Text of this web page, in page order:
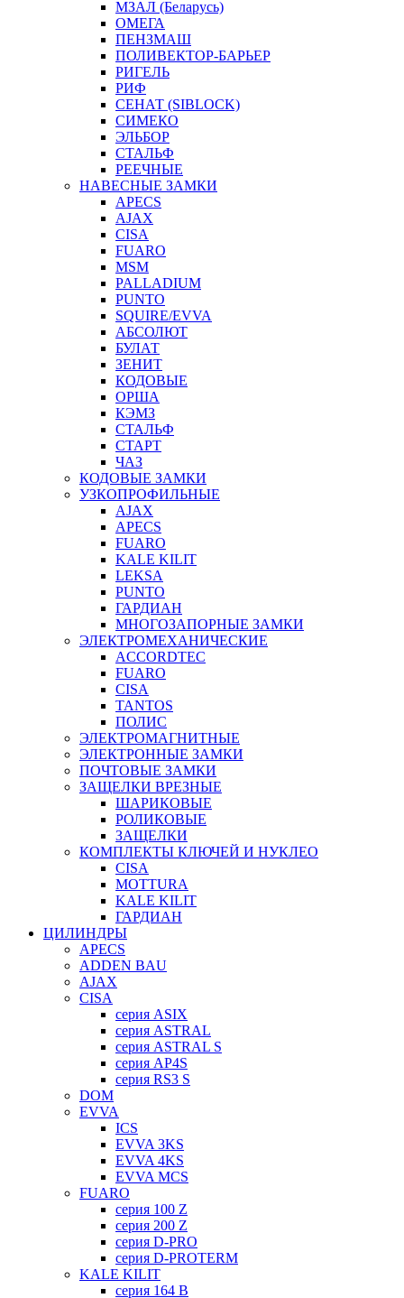
МЗАЛ (Беларусь)
ОМЕГА
ПЕНЗМАШ
ПОЛИВЕКТОР-БАРЬЕР
РИГЕЛЬ
РИФ
СЕНАТ (SIBLOCK)
СИМЕКО
ЭЛЬБОР
СТАЛЬФ
РЕЕЧНЫЕ
НАВЕСНЫЕ ЗАМКИ
APECS
AJAX
CISA
FUARO
MSM
PALLADIUM
PUNTO
SQUIRE/EVVA
АБСОЛЮТ
БУЛАТ
ЗЕНИТ
КОДОВЫЕ
ОРША
КЭМЗ
СТАЛЬФ
СТАРТ
ЧАЗ
КОДОВЫЕ ЗАМКИ
УЗКОПРОФИЛЬНЫЕ
AJAX
APECS
FUARO
KALE KILIT
LEKSA
PUNTO
ГАРДИАН
МНОГОЗАПОРНЫЕ ЗАМКИ
ЭЛЕКТРОМЕХАНИЧЕСКИЕ
ACCORDTEC
FUARO
CISA
TANTOS
ПОЛИС
ЭЛЕКТРОМАГНИТНЫЕ
ЭЛЕКТРОННЫЕ ЗАМКИ
ПОЧТОВЫЕ ЗАМКИ
ЗАЩЕЛКИ ВРЕЗНЫЕ
ШАРИКОВЫЕ
РОЛИКОВЫЕ
ЗАЩЕЛКИ
КОМПЛЕКТЫ КЛЮЧЕЙ И НУКЛЕО
CISA
MOTTURA
KALE KILIT
ГАРДИАН
ЦИЛИНДРЫ
APECS
ADDEN BAU
AJAX
CISA
серия ASIX
серия ASTRAL
серия ASTRAL S
серия AP4S
серия RS3 S
DOM
EVVA
ICS
EVVA 3KS
EVVA 4KS
EVVA MCS
FUARO
серия 100 Z
серия 200 Z
серия D-PRO
серия D-PROTERM
KALE KILIT
серия 164 B